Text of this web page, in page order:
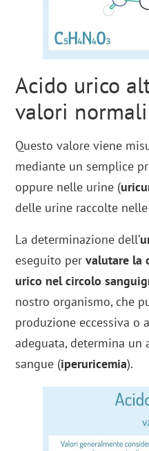
Acido urico
valori
Questo valore viene
mediante un semplice
oppure nelle urine (
delle urine raccolte
La determinazione dell’
eseguito per valutare la
urico nel circolo
nostro organismo, che
produzione eccessiva o
adeguata, determina
sangue (iperuricemia).